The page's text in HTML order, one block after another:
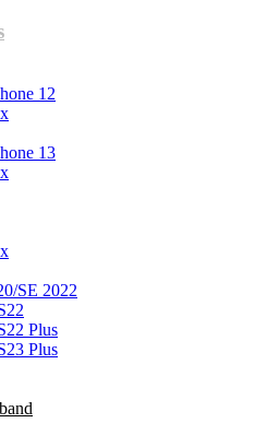
12
13
SE 2022
Plus
Plus